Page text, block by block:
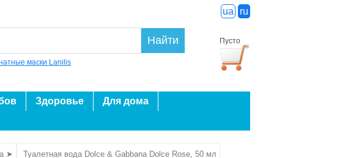
ua ru
Пусто
Найти
маски Lanilis
Здоровье
Для дома
➤ Туалетная вода Dolce & Gabbana Dolce Rose, 50 мл